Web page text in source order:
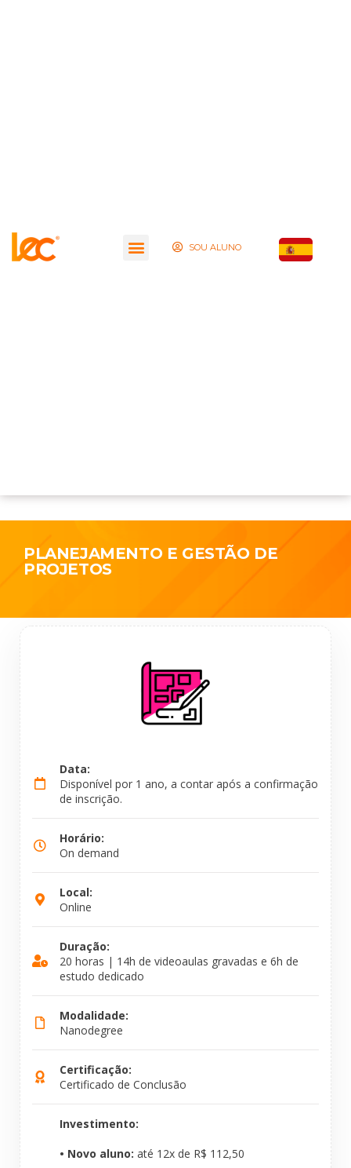
SOU ALUNO
PLANEJAMENTO E GESTÃO DE
PROJETOS
Data:
Disponível por 1 ano, a contar após a confirmação
de inscrição.
Horário:
On demand
Local:
Online
Duração:
20 horas | 14h de videoaulas gravadas e 6h de
estudo dedicado
Modalidade:
Nanodegree
Certificação:
Certificado de Conclusão
Investimento:
• Novo aluno: até 12x de R$ 112,50